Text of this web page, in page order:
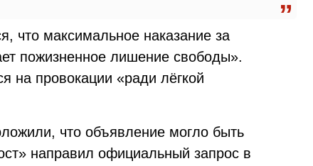
что максимальное наказание за
пожизненное лишение свободы».
на провокации «ради лёгкой
что объявление могло быть
направил официальный запрос в